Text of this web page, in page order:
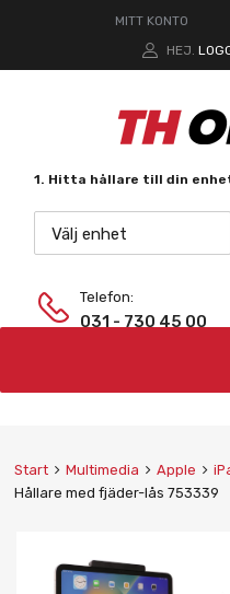
MITT KONTO
HEJ.
1. Hitta hållare till din
Välj enhet
Telefon:
031 - 730 45 00
Start Multimedia Apple
Hållare med fjäder-lås 753339